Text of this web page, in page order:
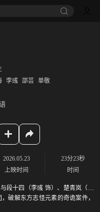
李彧 邵芸 单敬
2026.05.23
上映时间
23分23秒
时间
段十四（李彧 饰）、楚青岚（邵
破解东方志怪元素的奇诡案件，